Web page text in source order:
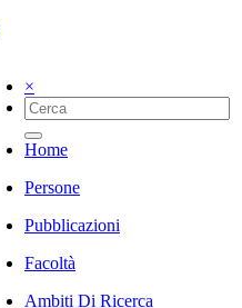
×
Home
Persone
Pubblicazioni
Facoltà
Ambiti Di Ricerca